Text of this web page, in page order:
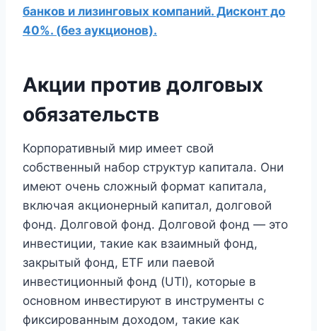
банков и лизинговых компаний. Дисконт до
40%. (без аукционов).
Акции против долговых
обязательств
Корпоративный мир имеет свой
собственный набор структур капитала. Они
имеют очень сложный формат капитала,
включая акционерный капитал, долговой
фонд. Долговой фонд. Долговой фонд — это
инвестиции, такие как взаимный фонд,
закрытый фонд, ETF или паевой
инвестиционный фонд (UTI), которые в
основном инвестируют в инструменты с
фиксированным доходом, такие как